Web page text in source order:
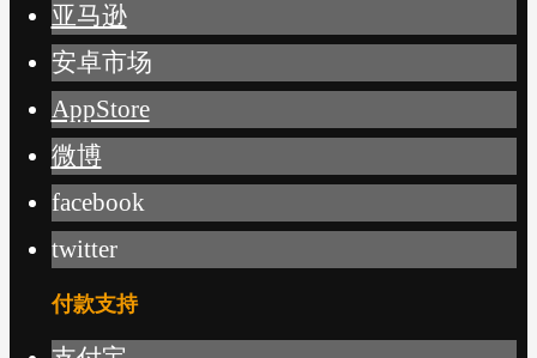
亚马逊
安卓市场
AppStore
微博
facebook
twitter
付款支持